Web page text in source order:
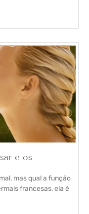
e os
mas qual a função
francesas, ela é